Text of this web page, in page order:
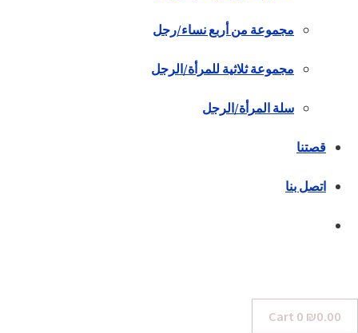
مجموعة من أربع نساء/رجل
مجموعة ثلاثية للمرأة/الرجل
سلة المرأة/الرجل
قصتنا
اتصل بنا
₪0.00
0
Cart